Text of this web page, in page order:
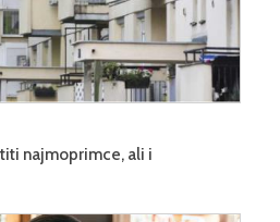
najmoprimce, ali i